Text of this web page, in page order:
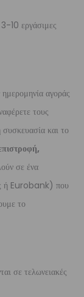
10 εργάσιμες
αγοράς
τους
και το
σε ένα
ή Eurobank) που
το
σε τελωνειακές